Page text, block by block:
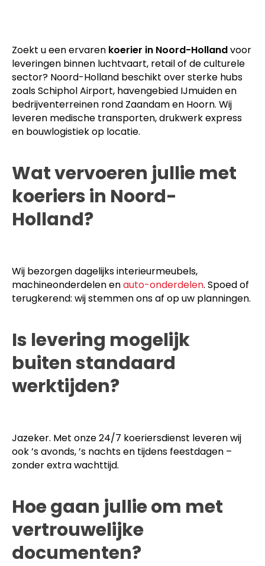
Zoekt u een ervaren koerier in Noord-Hollandvoor
leveringen binnen luchtvaart, retail of de culturele
sector? Noord-Holland beschikt over sterke hubs
zoals Schiphol Airport, havengebied IJmuiden en
bedrijventerreinen rond Zaandam en Hoorn. Wij
leveren medische transporten, drukwerk express
en bouwlogistiek op locatie.
Wat vervoeren jullie met
koeriers in Noord-
Holland?
Wij bezorgen dagelijks interieurmeubels,
machineonderdelen enauto-onderdelen. Spoed of
terugkerend: wij stemmen ons af op uw planningen.
Is levering mogelijk
buiten standaard
werktijden?
Jazeker. Met onze 24/7 koeriersdienst leveren wij
ook ’s avonds, ’s nachts en tijdens feestdagen –
zonder extra wachttijd.
Hoe gaan jullie om met
vertrouwelijke
documenten?